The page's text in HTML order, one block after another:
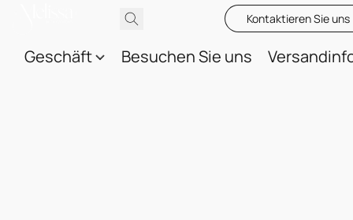
Kontaktieren Sie uns
Geschäft Besuchen Sie uns